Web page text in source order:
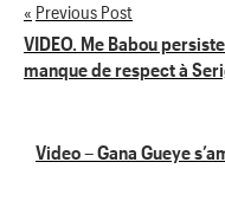
Navigation
de
Previous Post
VIDEO. Me Babou
manque de respect à
Video – Gana Gueye